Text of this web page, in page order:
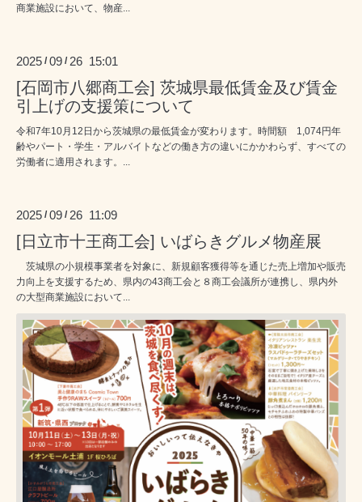
商業施設において、物産...
2025 /09 / 26 15:01
[石岡市八郷商工会] 茨城県最低賃金及び賃金
引上げの支援策について
令和7年10月12日から茨城県の最低賃金が変わります。時間額 1,074円年
齢やパート・学生・アルバイトなどの働き方の違いにかかわらず、すべての
労働者に適用されます。...
2025 /09 / 26 11:09
[日立市十王商工会] いばらきグルメ物産展
茨城県の小規模事業者を対象に、新規顧客獲得等を通じた売上増加や販売
力向上を支援するため、県内の43商工会と８商工会議所が連携し、県内外
の大型商業施設において...